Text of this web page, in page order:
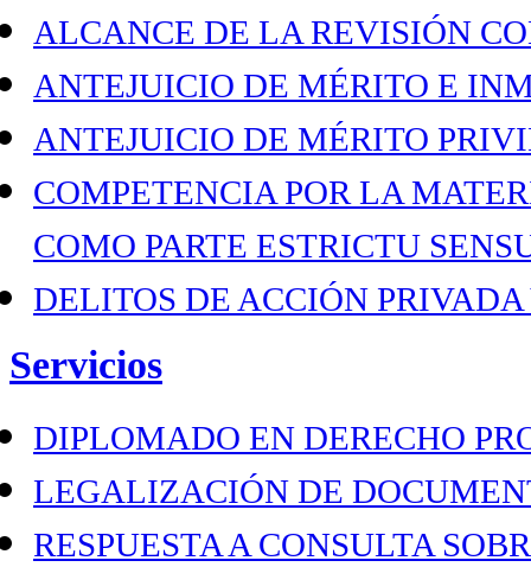
ALCANCE DE LA REVISIÓN
ANTEJUICIO DE MÉRITO E
ANTEJUICIO DE MÉRITO
COMPETENCIA POR LA
COMO PARTE ESTRICTU
DELITOS DE ACCIÓN
Servicios
DIPLOMADO EN DERECHO
LEGALIZACIÓN DE
RESPUESTA A CONSULTA